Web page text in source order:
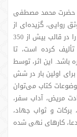
حضرت محمد مصطفی
روایی، گزیده‌ای از
سخنان گهربار پیامبر اکرم صلی الله علیه و سلم را در قالب بیش از 350
کرده است، تا
باشد. این اثر، توسط
اولین بار در شش
کتاب می‌توان
مریض، آداب سفر،
برکات و ثواب جهاد،
کارهای نهی شده